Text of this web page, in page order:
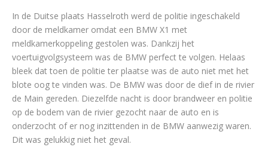
In de Duitse plaats Hasselroth werd de politie ingeschakeld
door de meldkamer omdat een BMW X1 met
meldkamerkoppeling gestolen was. Dankzij het
voertuigvolgsysteem was de BMW perfect te volgen. Helaas
bleek dat toen de politie ter plaatse was de auto niet met het
blote oog te vinden was. De BMW was door de dief in de rivier
de Main gereden. Diezelfde nacht is door brandweer en politie
op de bodem van de rivier gezocht naar de auto en is
onderzocht of er nog inzittenden in de BMW aanwezig waren.
Dit was gelukkig niet het geval.